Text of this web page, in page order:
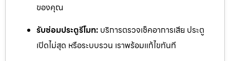
ของคุณ
รับซ่อมประตูรีโมท: บริการตรวจเช็คอาการเสีย ประตู
เปิดไม่สุด หรือระบบรวน เราพร้อมแก้ไขทันที